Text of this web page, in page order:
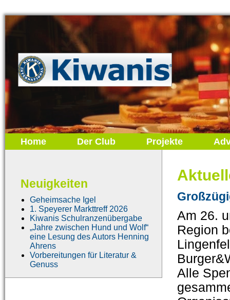
Home Der Club Projekte
Neuigkeiten
Geheimsache Igel
1. Speyerer Markttreff 2026
Kiwanis Schulranzenübergabe
„Jahre zwischen Hund und Wolf“
eine Lesung des Autors Henning
Ahrens
Vorbereitungen für Literatur &
Genuss
Am 26.
Region
Alle